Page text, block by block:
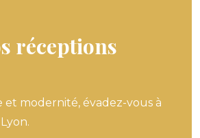
réceptions
et modernité, évadez-vous à